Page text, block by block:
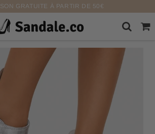
GRATUITE À PARTIR DE 50€